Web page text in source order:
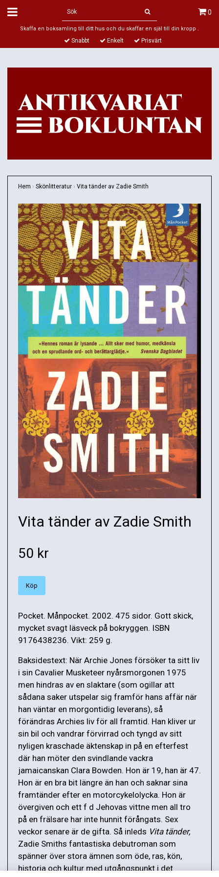
0
Skaffa en boksamling till ditt hus och du skaffar en själ till din kropp .
Snabbt Enkelt Prisvärt
Hem › Skönlitteratur › Vita tänder av Zadie Smith
Vita tänder av Zadie Smith
50 kr
Köp
Pocket. Månpocket. 2002. 475 sidor. Gott skick,
mycket svagt läsveck på bokryggen. ISBN
9176438236. Vikt: 259 g.
Baksidestext: När Archie Jones försöker ta sitt liv
i sin Cavalier Musketeer nyårsmorgonen 1975
men hindras av en slaktare (som ogillar att
sådana saker utspelar sig framför hans affär när
han väntar en morgontidig leverans), så
förändras Archies liv för all framtid. Han kliver ur
sin bil och vandrar förvirrad och tyngd av sitt
nyligen kraschade äktenskap in på en efterfest
där han möter den svindlande vackra
jamaicanskan Clara Bowden. Hon är 19, han är 47.
Hon är en bra bit längre än han och saknar sina
framtänder efter en motorcykelolycka. Hon är
övergiven och ett f d Jehovas vittne men all tro
på en frälsare har inte hunnit förångats. Sex
veckor senare är de gifta. Så inleds Vita tänder,
Zadie Smiths fantastiska debutroman som
spänner över stora ämnen som öde, ras, kön,
historia och kultur med utgångspunkt i det